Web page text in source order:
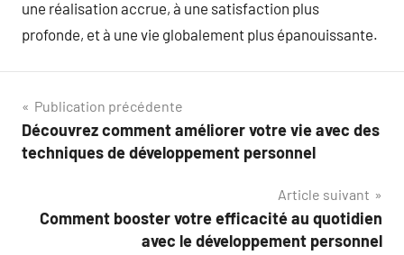
une réalisation accrue, à une satisfaction plus
profonde, et à une vie globalement plus épanouissante.
Navigation
de
Publication précédente
Découvrez comment améliorer votre vie avec des
techniques de développement personnel
Article suivant
Comment booster votre efficacité au quotidien
avec le développement personnel